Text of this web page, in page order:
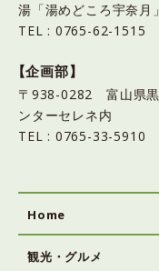
湯「湯めどころ宇奈月
TEL : 0765-62-1515
【企画部】
〒938-0282 富山県黒
ンターセレネ内
TEL : 0765-33-5910
Home
観光・グルメ